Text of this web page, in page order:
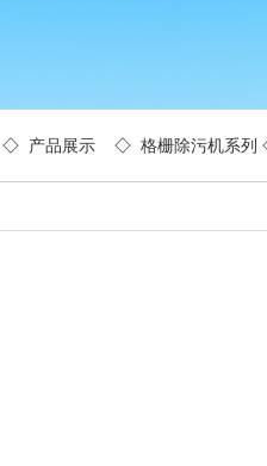
◇ 产品展示 ◇ 格栅除污机系列